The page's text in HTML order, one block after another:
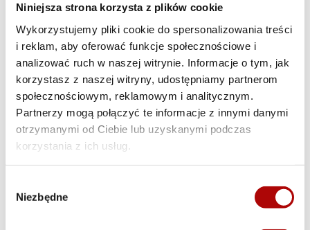
Niniejsza strona korzysta z plików cookie
Wykorzystujemy pliki cookie do spersonalizowania treści
i reklam, aby oferować funkcje społecznościowe i
analizować ruch w naszej witrynie. Informacje o tym, jak
korzystasz z naszej witryny, udostępniamy partnerom
społecznościowym, reklamowym i analitycznym.
Partnerzy mogą połączyć te informacje z innymi danymi
otrzymanymi od Ciebie lub uzyskanymi podczas
korzystania z ich usług.
zgody
Niezbędne
Zalety lokalizacji
Działka zlokalizowana na terenie parkingu
centrum handlowego Makro Cash and
Carry to doskonałe miejsce na budowę
myjni samochodowej! Bliskość